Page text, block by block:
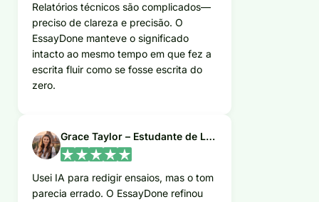
Relatórios técnicos são complicados—
preciso de clareza e precisão. O
EssayDone manteve o significado
intacto ao mesmo tempo em que fez a
escrita fluir como se fosse escrita do
zero.
Grace Taylor – Estudante de Literatura de Pós-graduação
Usei IA para redigir ensaios, mas o tom
parecia errado. O EssayDone refinou